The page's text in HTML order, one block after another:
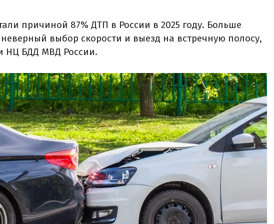
причиной 87% ДТП в России в 2025 году. Больше
выбор скорости и выезд на встречную полосу,
НЦ БДД МВД России.